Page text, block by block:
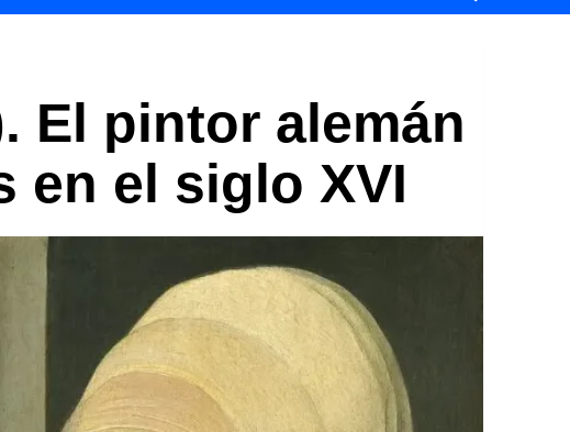
El pintor alemán
en el siglo XVI